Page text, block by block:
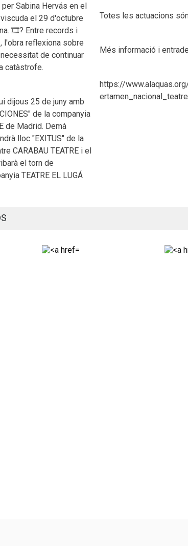
Sabina Hervás en el
el 29 d'octubre
🎞? Entre records i
l'obra reflexiona sobre
de continuar
catàstrofe.
dijous 25 de juny amb
de la companyia
de Madrid. Demà
lloc "EXITUS" de la
CARABAU TEATRE i el
el torn de
TEATRE EL LUGÁ
Totes les actuacions
Més informació i
https://